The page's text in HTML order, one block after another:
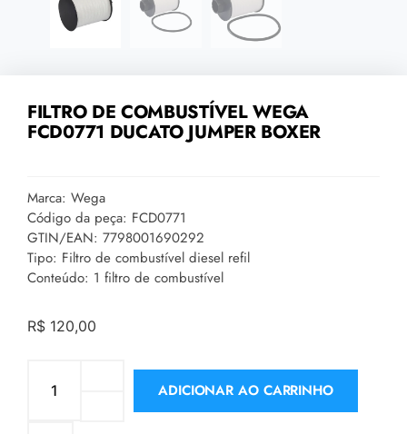
FILTRO DE COMBUSTÍVEL WEGA
FCD0771 DUCATO JUMPER BOXER
Marca: Wega
Código da peça: FCD0771
GTIN/EAN: 7798001690292
Tipo: Filtro de combustível diesel refil
Conteúdo: 1 filtro de combustível
R$ 120,00
ADICIONAR AO CARRINHO